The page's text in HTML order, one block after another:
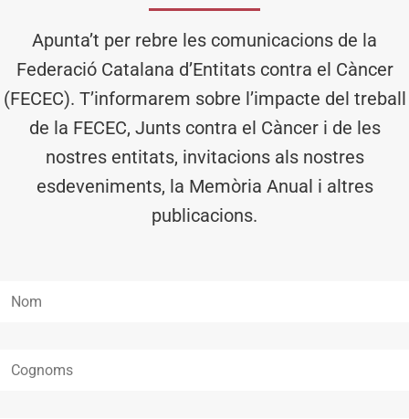
Apunta’t per rebre les comunicacions de la
Federació Catalana d’Entitats contra el Càncer
(FECEC). T’informarem sobre l’impacte del treball
de la FECEC, Junts contra el Càncer i de les
nostres entitats, invitacions als nostres
esdeveniments, la Memòria Anual i altres
publicacions.